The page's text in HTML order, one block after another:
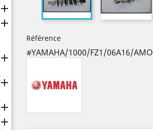






Référence
#YAMAHA/1000/FZ1/06A16/